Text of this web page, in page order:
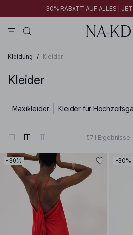
30% RABATT AUF ALLES |
Kleidung / Kleider
Kleider
Maxikleider Kleider für
571 Ergebnisse
-30% -30%